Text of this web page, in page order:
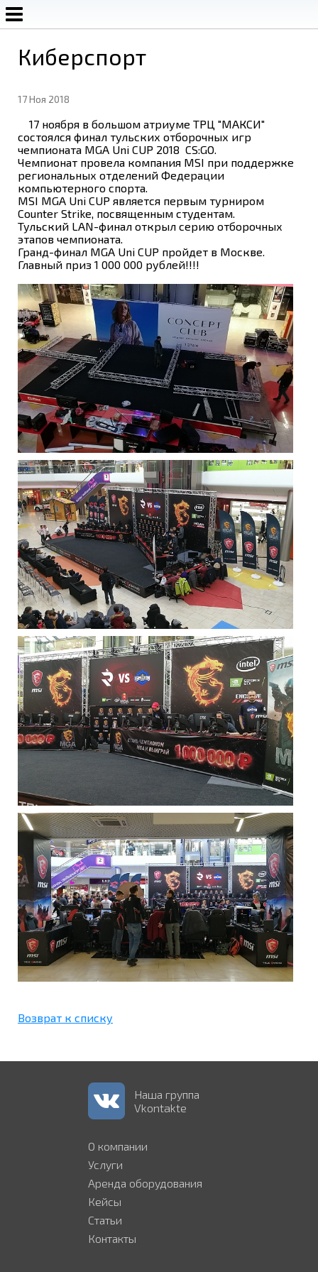
Киберспорт
17 Ноя 2018
17 ноября в большом атриуме ТРЦ "МАКСИ"
состоялся финал тульских отборочных игр
чемпионата MGA Uni CUP 2018 CS:GO.
Чемпионат провела компания MSI при поддержке
региональных отделений Федерации
компьютерного спорта.
MSI MGA Uni CUP является первым турниром
Counter Strike, посвященным студентам.
Тульский LAN-финал открыл серию отборочных
этапов чемпионата.
Гранд-финал MGA Uni CUP пройдет в Москве.
Главный приз 1 000 000 рублей!!!!
Возврат к списку
Наша группа
Vkontakte
О компании
Услуги
Аренда оборудования
Кейсы
Статьи
Контакты